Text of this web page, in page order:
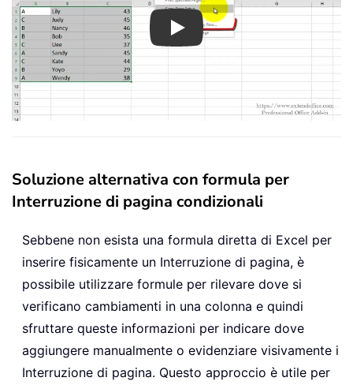
Play
Soluzione alternativa con formula per
Interruzione di pagina condizionali
Sebbene non esista una formula diretta di Excel per
inserire fisicamente un Interruzione di pagina, è
possibile utilizzare formule per rilevare dove si
verificano cambiamenti in una colonna e quindi
sfruttare queste informazioni per indicare dove
aggiungere manualmente o evidenziare visivamente i
Interruzione di pagina. Questo approccio è utile per